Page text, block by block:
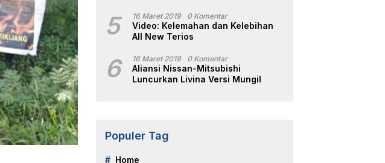
5 16 Maret 2019 0 Komentar
Video: Kelemahan dan Kelebihan
All New Terios
6 16 Maret 2019 0 Komentar
Aliansi Nissan-Mitsubishi
Luncurkan Livina Versi Mungil
Populer Tag
Home